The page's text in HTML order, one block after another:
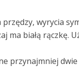
przędzy, wyrycia
ma białą rączkę.
przynajmniej